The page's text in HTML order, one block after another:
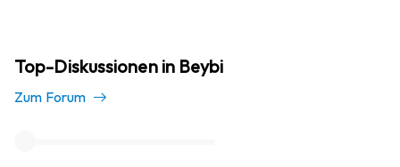
Top-Diskussionen in Beybi
Zum Forum